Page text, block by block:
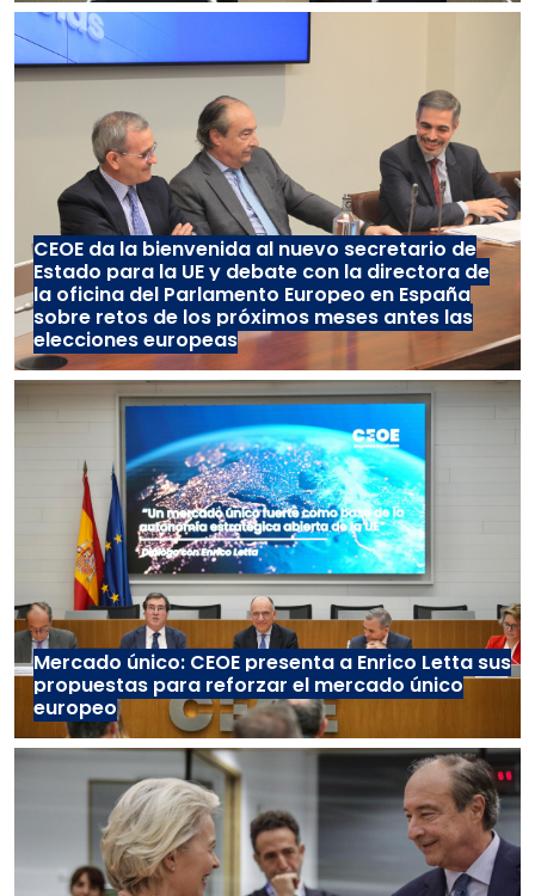
CEOE da la bienvenida al nuevo secretario de
Estado para la UE y debate con la directora de
la oficina del Parlamento Europeo en España
sobre retos de los próximos meses antes las
elecciones europeas
Mercado único: CEOE presenta a Enrico Letta sus
propuestas para reforzar el mercado único
europeo